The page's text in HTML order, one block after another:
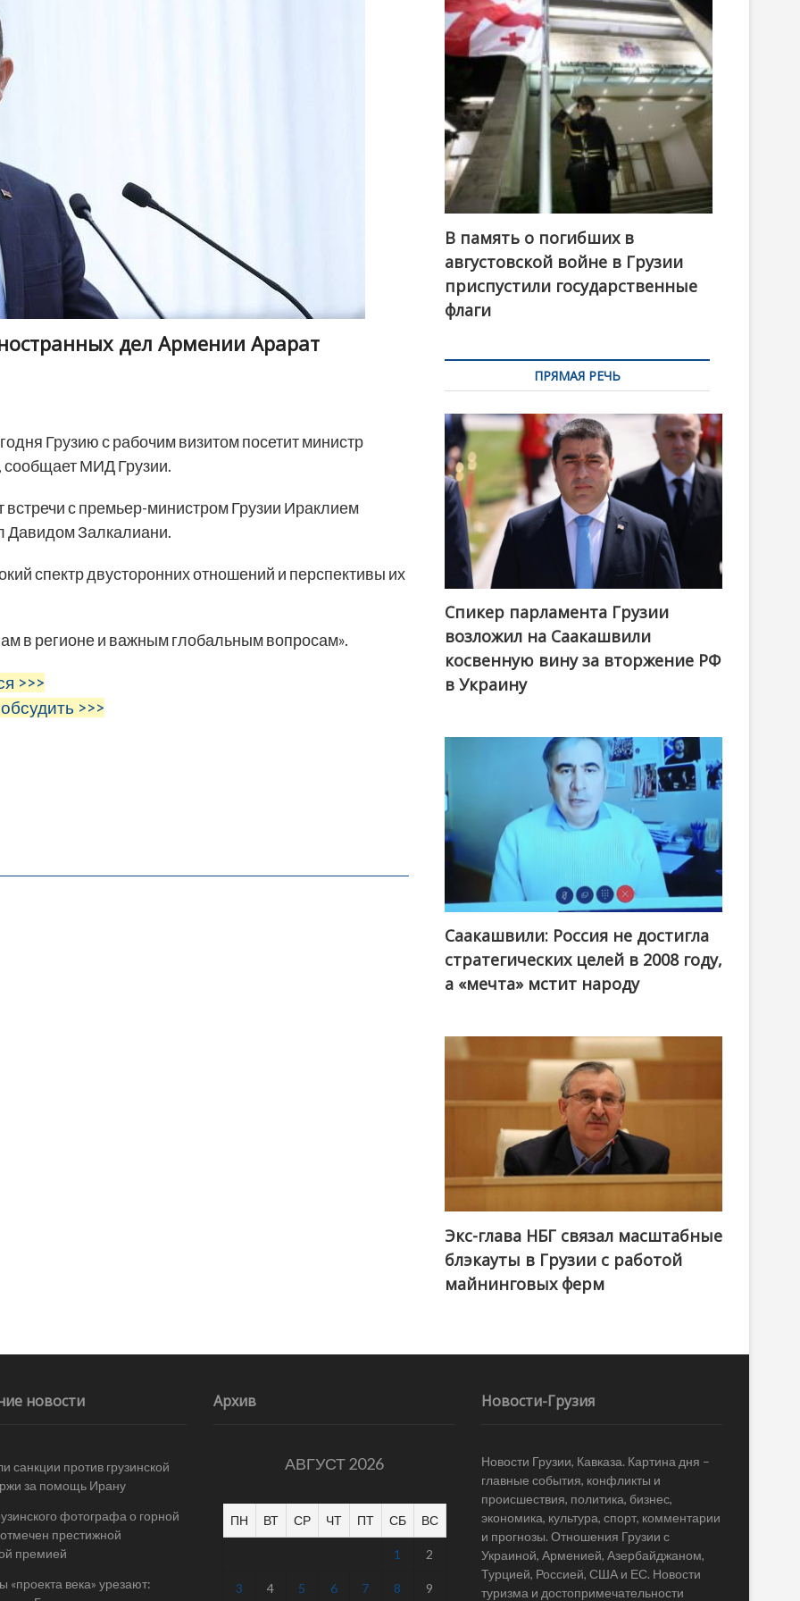
o
n
дел Армении Арарат
Грузию с рабочим визитом посетит министр
МИД Грузии.
с премьер-министром Грузии Ираклием
Давидом Залкалиани.
спектр двусторонних отношений и перспективы их
в регионе и важным глобальным вопросам».
>>>
>>>
В память о погибших в
августовской войне в Грузии
приспустили государственные
флаги
ПРЯМАЯ РЕЧЬ
Спикер парламента Грузии
возложил на Саакашвили
косвенную вину за вторжение РФ
в Украину
Саакашвили: Россия не достигла
стратегических целей в 2008 году,
а «мечта» мстит народу
Экс-глава НБГ связал масштабные
блэкауты в Грузии с работой
майнинговых ферм
новости
санкции против грузинской
за помощь Ирану
фотографа о горной
престижной
премией
«проекта века» урезают:
Архив
АВГУСТ 2026
ПН ВТ СР ЧТ ПТ СБ ВС
1 2
3 4 5 6 7 8 9
Новости-Грузия
Новости Грузии, Кавказа. Картина дня –
главные события, конфликты и
происшествия, политика, бизнес,
экономика, культура, спорт, комментарии
и прогнозы. Отношения Грузии с
Украиной, Арменией, Азербайджаном,
Турцией, Россией, США и ЕС. Новости
туризма и достопримечательности